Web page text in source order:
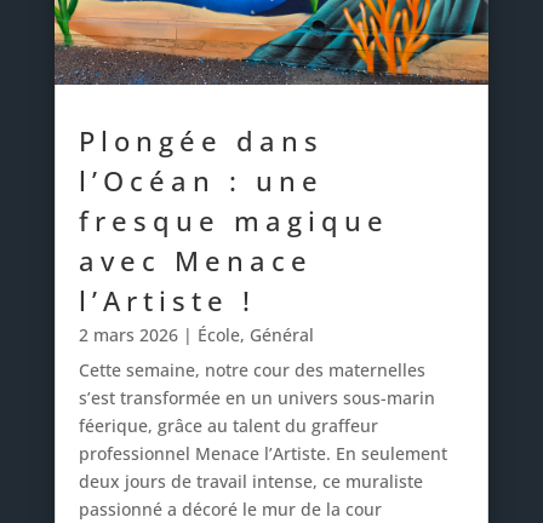
Plongée dans
l’Océan : une
fresque magique
avec Menace
l’Artiste !
2 mars 2026| École, Général
Cette semaine, notre cour des maternelles
s’est transformée en un univers sous-marin
féerique, grâce au talent du graffeur
professionnel Menace l’Artiste. En seulement
deux jours de travail intense, ce muraliste
passionné a décoré le mur de la cour